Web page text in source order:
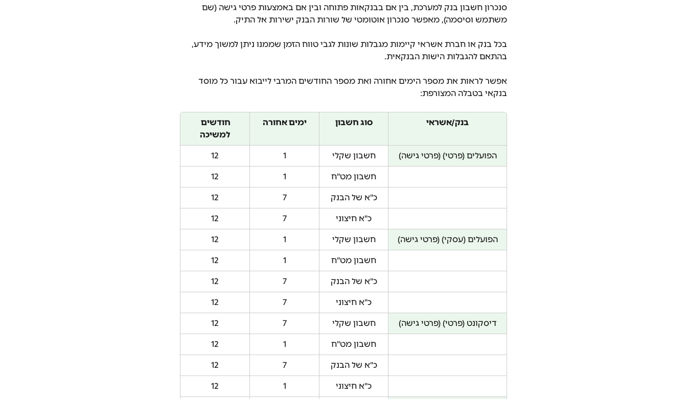
סנכרון חשבון בנק למערכת, בין אם בבנקאות פתוחה ובין אם באמצעות פרטי גישה (שם
משתמש וסיסמה), מאפשר סנכרון אוטומטי של שורות הבנק ישירות אל התיק.
בכל בנק או חברת אשראי קיימות מגבלות שונות לגבי טווח הזמן שממנו ניתן למשוך מידע,
בהתאם להגבלות הישות הבנקאית.
אפשר לראות את מספר הימים אחורה ואת מספר החודשים המרבי לייבוא עבור כל מוסד
בנקאי בטבלה המצורפת:
בנק/אשראי סוג חשבון ימים אחורה
חודשים
למשיכה
הפועלים (פרטי) (פרטי גישה) חשבון שקלי 1
12
חשבון מט"ח 1
12
כ"א של הבנק 7
12
כ"א חיצוני 7
12
הפועלים (עסקי) (פרטי גישה) חשבון שקלי 1
12
חשבון מט"ח 1
12
כ"א של הבנק 7
12
כ"א חיצוני 7
12
דיסקונט (פרטי) (פרטי גישה) חשבון שקלי 7
12
חשבון מט"ח 1
12
כ"א של הבנק 7
12
כ"א חיצוני 1
12